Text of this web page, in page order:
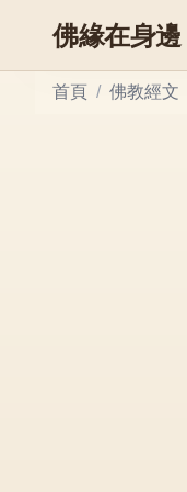
佛緣在身邊
首頁 / 佛教經文